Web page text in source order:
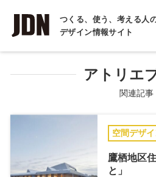
つくる、使う、考える人
デザイン情報サイト
INTERVIEW
インタビュー
REPORT
COLUMN
アトリエ
関連記事
空間デザ
鷹栖地区
と」